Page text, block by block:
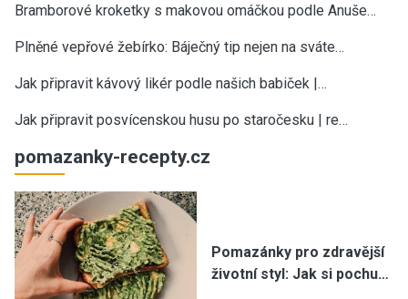
Bramborové kroketky s makovou omáčkou podle Anuše…
Plněné vepřové žebírko: Báječný tip nejen na sváte…
Jak připravit kávový likér podle našich babiček |…
Jak připravit posvícenskou husu po staročesku | re…
pomazanky-recepty.cz
Pomazánky pro zdravější
životní styl: Jak si pochu…